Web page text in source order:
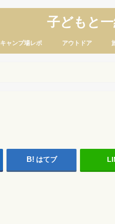
子どもと
キャンプ場レポ アウトドア
はてブ